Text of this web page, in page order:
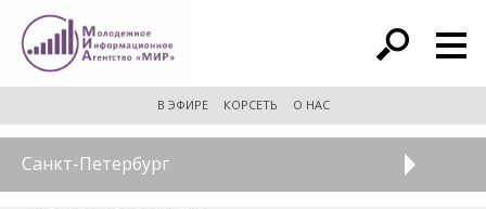
расширенный поиск
В ЭФИРЕ КОРСЕТЬ О НАС
Санкт-Петербург